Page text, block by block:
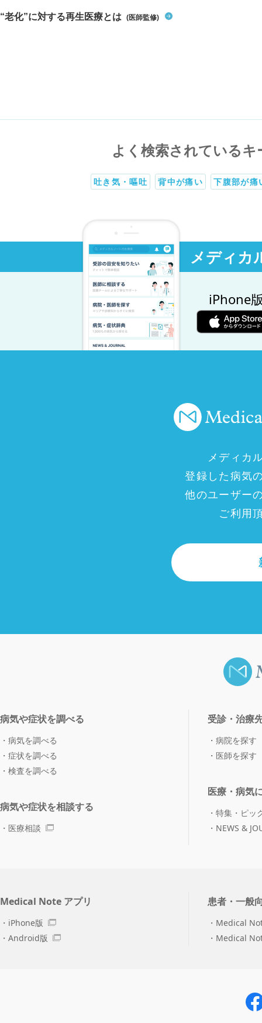
“老化”に対する再生医療とは (医師監修)
よく検索されているキ
吐き気・嘔吐 背中が痛い 下腹部が痛
メディカ
iPhone
メディカ
登録した病気
他のユーザー
ご利用
病気や症状を調べる
病気を調べる
症状を調べる
検査を調べる
病気や症状を相談する
医療相談
受診・治療
病院を探す
医師を探す
医療・病気
特集・ピッ
NEWS &
Medical Note アプリ
iPhone版
Android版
患者・一般
Medical
Medical